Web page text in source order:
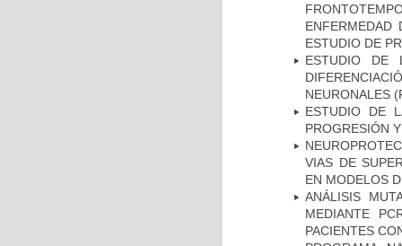
ENFERMEDAD
ESTUDIO DE
ESTUDIO DE
NEURONALES
ESTUDIO DE
PROGRESIÓN
VIAS DE
EN MODELOS
ANÁLISIS
MEDIANTE
PACIENTES